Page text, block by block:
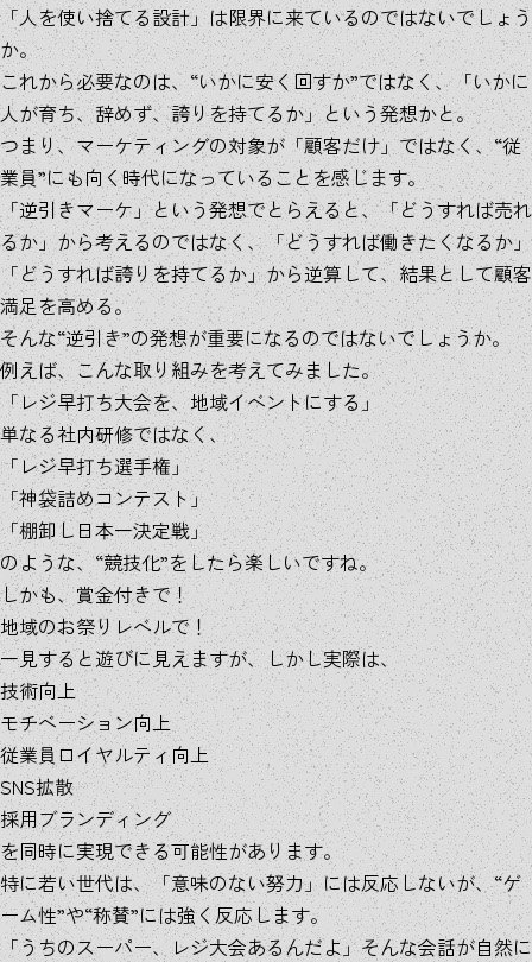
「人を使い捨てる設計」は限界に来ているのではないでしょう
か。
これから必要なのは、“いかに安く回すか”ではなく、「いかに
人が育ち、辞めず、誇りを持てるか」という発想かと。
つまり、マーケティングの対象が「顧客だけ」ではなく、“従
業員”にも向く時代になっていることを感じます。
「逆引きマーケ」という発想でとらえると、「どうすれば売れ
るか」から考えるのではなく、「どうすれば働きたくなるか」
「どうすれば誇りを持てるか」から逆算して、結果として顧客
満足を高める。
そんな“逆引き”の発想が重要になるのではないでしょうか。
例えば、こんな取り組みを考えてみました。
「レジ早打ち大会を、地域イベントにする」
単なる社内研修ではなく、
「レジ早打ち選手権」
「神袋詰めコンテスト」
「棚卸し日本一決定戦」
のような、“競技化”をしたら楽しいですね。
しかも、賞金付きで！
地域のお祭りレベルで！
一見すると遊びに見えますが、しかし実際は、
技術向上
モチベーション向上
従業員ロイヤルティ向上
SNS拡散
採用ブランディング
を同時に実現できる可能性があります。
特に若い世代は、「意味のない努力」には反応しないが、“ゲ
ーム性”や“称賛”には強く反応します。
「うちのスーパー、レジ大会あるんだよ」そんな会話が自然に